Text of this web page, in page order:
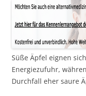
Süße Äpfel eignen
Energiezufuhr,
Durchfall eher saure